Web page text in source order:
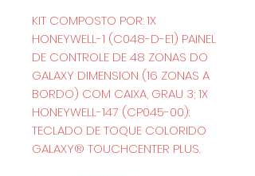
KIT COMPOSTO POR: 1X
HONEYWELL-1 (C048-D-E1) PAINEL
DE CONTROLE DE 48 ZONAS DO
GALAXY DIMENSION (16 ZONAS A
BORDO) COM CAIXA, GRAU 3; 1X
HONEYWELL-147 (CP045-00):
TECLADO DE TOQUE COLORIDO
GALAXY® TOUCHCENTER PLUS.